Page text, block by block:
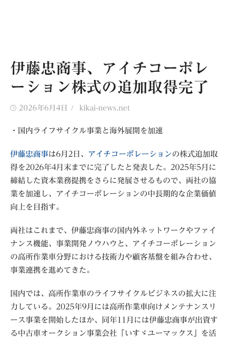
伊藤忠商事、アイチコーポレ
ーション株式の追加取得完了
Posted
2026年6月4日 Author
kikai-news.net
・国内ライフサイクル事業と海外展開を加速
伊藤忠商事は6月2日、 アイチコーポレーションの株式追加取
得を2026年4月末までに完了したと発表した。2025年5月に
締結した資本業務提携をさらに発展させるもので、両社の協
業を加速し、アイチコーポレーションの中長期的な企業価値
向上を目指す。
両社はこれまで、伊藤忠商事の国内外ネットワークやファイ
ナンス機能、事業開発ノウハウと、アイチコーポレーション
の高所作業車分野における技術力や顧客基盤を組み合わせ、
事業連携を進めてきた。
国内では、高所作業車のライフサイクルビジネスの拡大に注
力している。2025年9月には高所作業車向けメンテナンスリ
ース事業を開始したほか、同年11月には伊藤忠商事が出資す
る中古車オークション事業会社「いすゞユーマックス」を活